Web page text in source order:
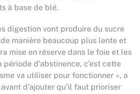
à base de blé.
digestion vont produire du sucre
manière beaucoup plus lente et
mise en réserve dans le foie et les
d’abstinence, c’est cette
va utiliser pour fonctionner », a
d’ajouter qu’il faut prioriser